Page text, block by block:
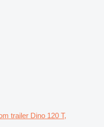
trailer Dino 120 T,